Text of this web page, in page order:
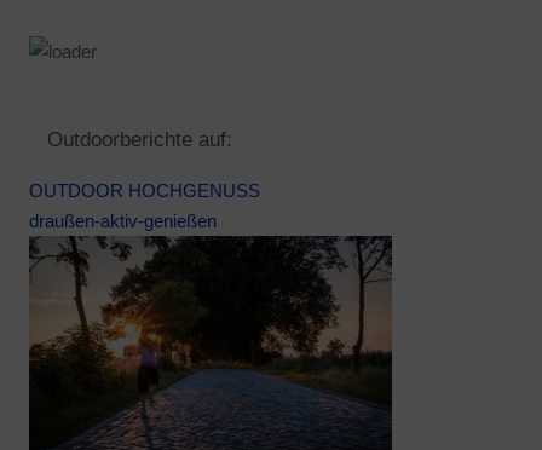
Outdoorberichte auf:
OUTDOOR HOCHGENUSS
draußen-aktiv-genießen